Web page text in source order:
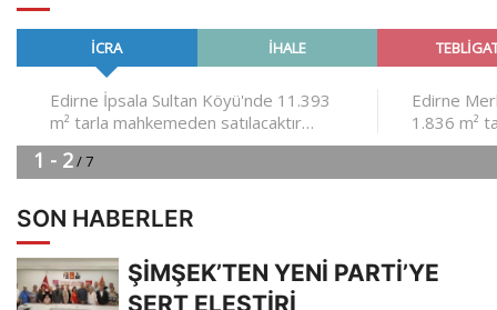
SON HABERLER
ŞİMŞEK’TEN YENİ PARTİ’YE
SERT ELEŞTİRİ